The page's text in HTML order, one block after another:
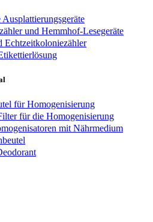
und Hemmhof-Lesegeräte
Echtzeitkoloniezähler
für Homogenisierung
für die Homogenisierung
mit Nährmedium